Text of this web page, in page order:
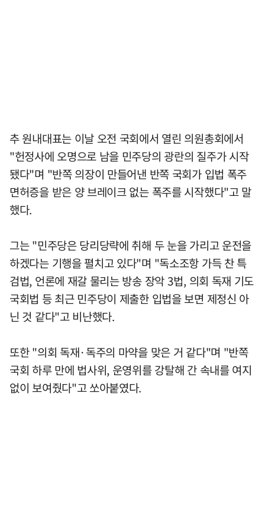
추 원내대표는 이날 오전 국회에서 열린 의원총회에서
"헌정사에 오명으로 남을 민주당의 광란의 질주가 시작
됐다"며 "반쪽 의장이 만들어낸 반쪽 국회가 입법 폭주
면허증을 받은 양 브레이크 없는 폭주를 시작했다"고 말
했다.
그는 "민주당은 당리당략에 취해 두 눈을 가리고 운전을
하겠다는 기행을 펼치고 있다"며 "독소조항 가득 찬 특
검법, 언론에 재갈 물리는 방송 장악 3법, 의회 독재 기도
국회법 등 최근 민주당이 제출한 입법을 보면 제정신 아
닌 것 같다"고 비난했다.
또한 "의회 독재·독주의 마약을 맞은 거 같다"며 "반쪽
국회 하루 만에 법사위, 운영위를 강탈해 간 속내를 여지
없이 보여줬다"고 쏘아붙였다.